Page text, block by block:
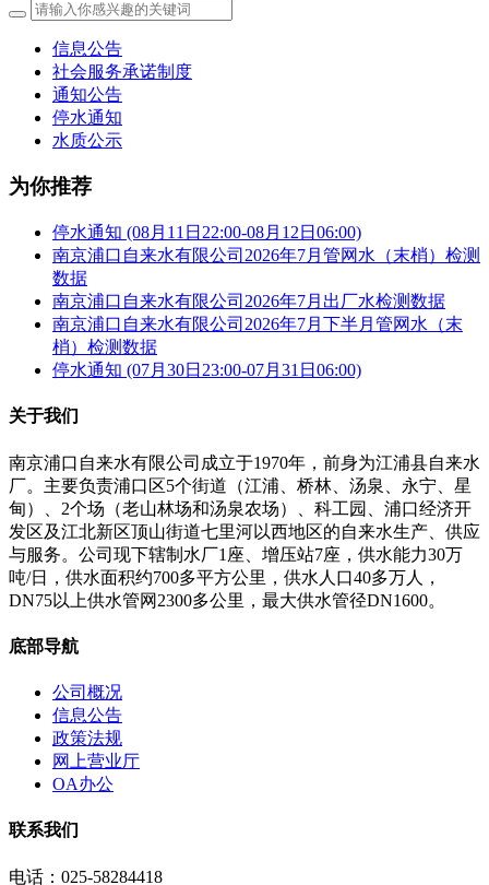
信息公告
社会服务承诺制度
通知公告
停水通知
水质公示
为你推荐
停水通知 (08月11日22:00-08月12日06:00)
南京浦口自来水有限公司2026年7月管网水（末梢）检测
数据
南京浦口自来水有限公司2026年7月出厂水检测数据
南京浦口自来水有限公司2026年7月下半月管网水（末
梢）检测数据
停水通知 (07月30日23:00-07月31日06:00)
关于我们
南京浦口自来水有限公司成立于1970年，前身为江浦县自来水
厂。主要负责浦口区5个街道（江浦、桥林、汤泉、永宁、星
甸）、2个场（老山林场和汤泉农场）、科工园、浦口经济开
发区及江北新区顶山街道七里河以西地区的自来水生产、供应
与服务。公司现下辖制水厂1座、增压站7座，供水能力30万
吨/日，供水面积约700多平方公里，供水人口40多万人，
DN75以上供水管网2300多公里，最大供水管径DN1600。
底部导航
公司概况
信息公告
政策法规
网上营业厅
OA办公
联系我们
电话：025-58284418